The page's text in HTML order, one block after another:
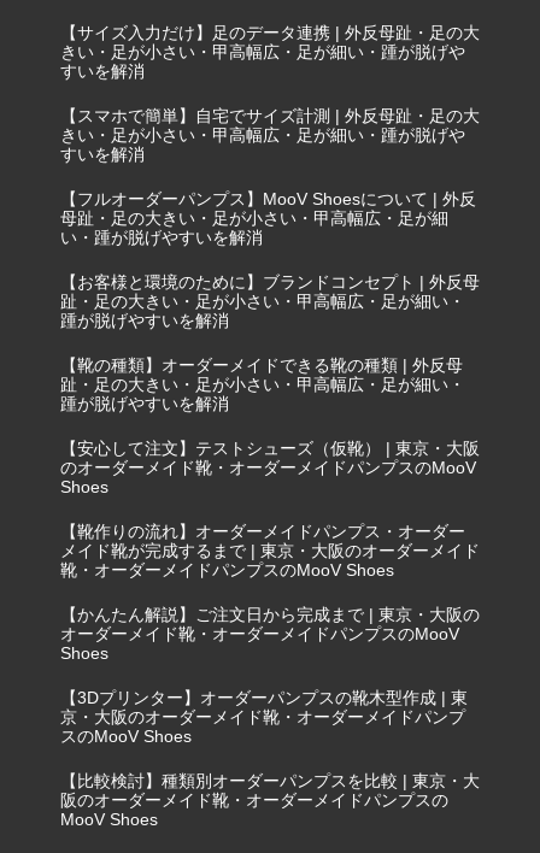
【サイズ入力だけ】足のデータ連携 | 外反母趾・足の大
きい・足が小さい・甲高幅広・足が細い・踵が脱げや
すいを解消
【スマホで簡単】自宅でサイズ計測 | 外反母趾・足の大
きい・足が小さい・甲高幅広・足が細い・踵が脱げや
すいを解消
【フルオーダーパンプス】MooV Shoesについて | 外反
母趾・足の大きい・足が小さい・甲高幅広・足が細
い・踵が脱げやすいを解消
【お客様と環境のために】ブランドコンセプト | 外反母
趾・足の大きい・足が小さい・甲高幅広・足が細い・
踵が脱げやすいを解消
【靴の種類】オーダーメイドできる靴の種類 | 外反母
趾・足の大きい・足が小さい・甲高幅広・足が細い・
踵が脱げやすいを解消
【安心して注文】テストシューズ（仮靴） | 東京・大阪
のオーダーメイド靴・オーダーメイドパンプスのMooV
Shoes
【靴作りの流れ】オーダーメイドパンプス・オーダー
メイド靴が完成するまで | 東京・大阪のオーダーメイド
靴・オーダーメイドパンプスのMooV Shoes
【かんたん解説】ご注文日から完成まで | 東京・大阪の
オーダーメイド靴・オーダーメイドパンプスのMooV
Shoes
【3Dプリンター】オーダーパンプスの靴木型作成 | 東
京・大阪のオーダーメイド靴・オーダーメイドパンプ
スのMooV Shoes
【比較検討】種類別オーダーパンプスを比較 | 東京・大
阪のオーダーメイド靴・オーダーメイドパンプスの
MooV Shoes